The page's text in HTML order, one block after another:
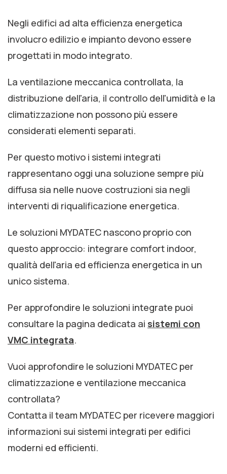
Negli edifici ad alta efficienza energetica
involucro edilizio e impianto devono essere
progettati in modo integrato.
La ventilazione meccanica controllata, la
distribuzione dell'aria, il controllo dell'umidità e la
climatizzazione non possono più essere
considerati elementi separati.
Per questo motivo i sistemi integrati
rappresentano oggi una soluzione sempre più
diffusa sia nelle nuove costruzioni sia negli
interventi di riqualificazione energetica.
Le soluzioni MYDATEC nascono proprio con
questo approccio: integrare comfort indoor,
qualità dell'aria ed efficienza energetica in un
unico sistema.
Per approfondire le soluzioni integrate puoi
consultare la pagina dedicata ai sistemi con
VMC integrata.
Vuoi approfondire le soluzioni MYDATEC per
climatizzazione e ventilazione meccanica
controllata?
Contatta il team MYDATEC per ricevere maggiori
informazioni sui sistemi integrati per edifici
moderni ed efficienti.